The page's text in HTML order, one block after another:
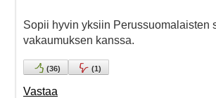
Sopii hyvin yksiin Perussuomalaisten
vakaumuksen kanssa.
(36) (1)
Vastaa